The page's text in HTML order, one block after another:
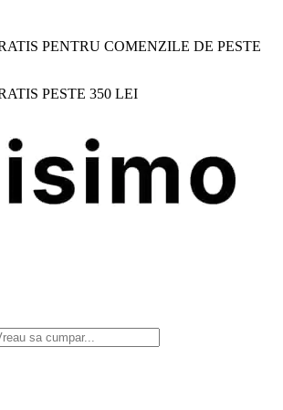
PENTRU COMENZILE DE PESTE
PESTE 350 LEI